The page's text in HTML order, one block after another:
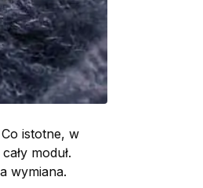
istotne, w
moduł.
wymiana.